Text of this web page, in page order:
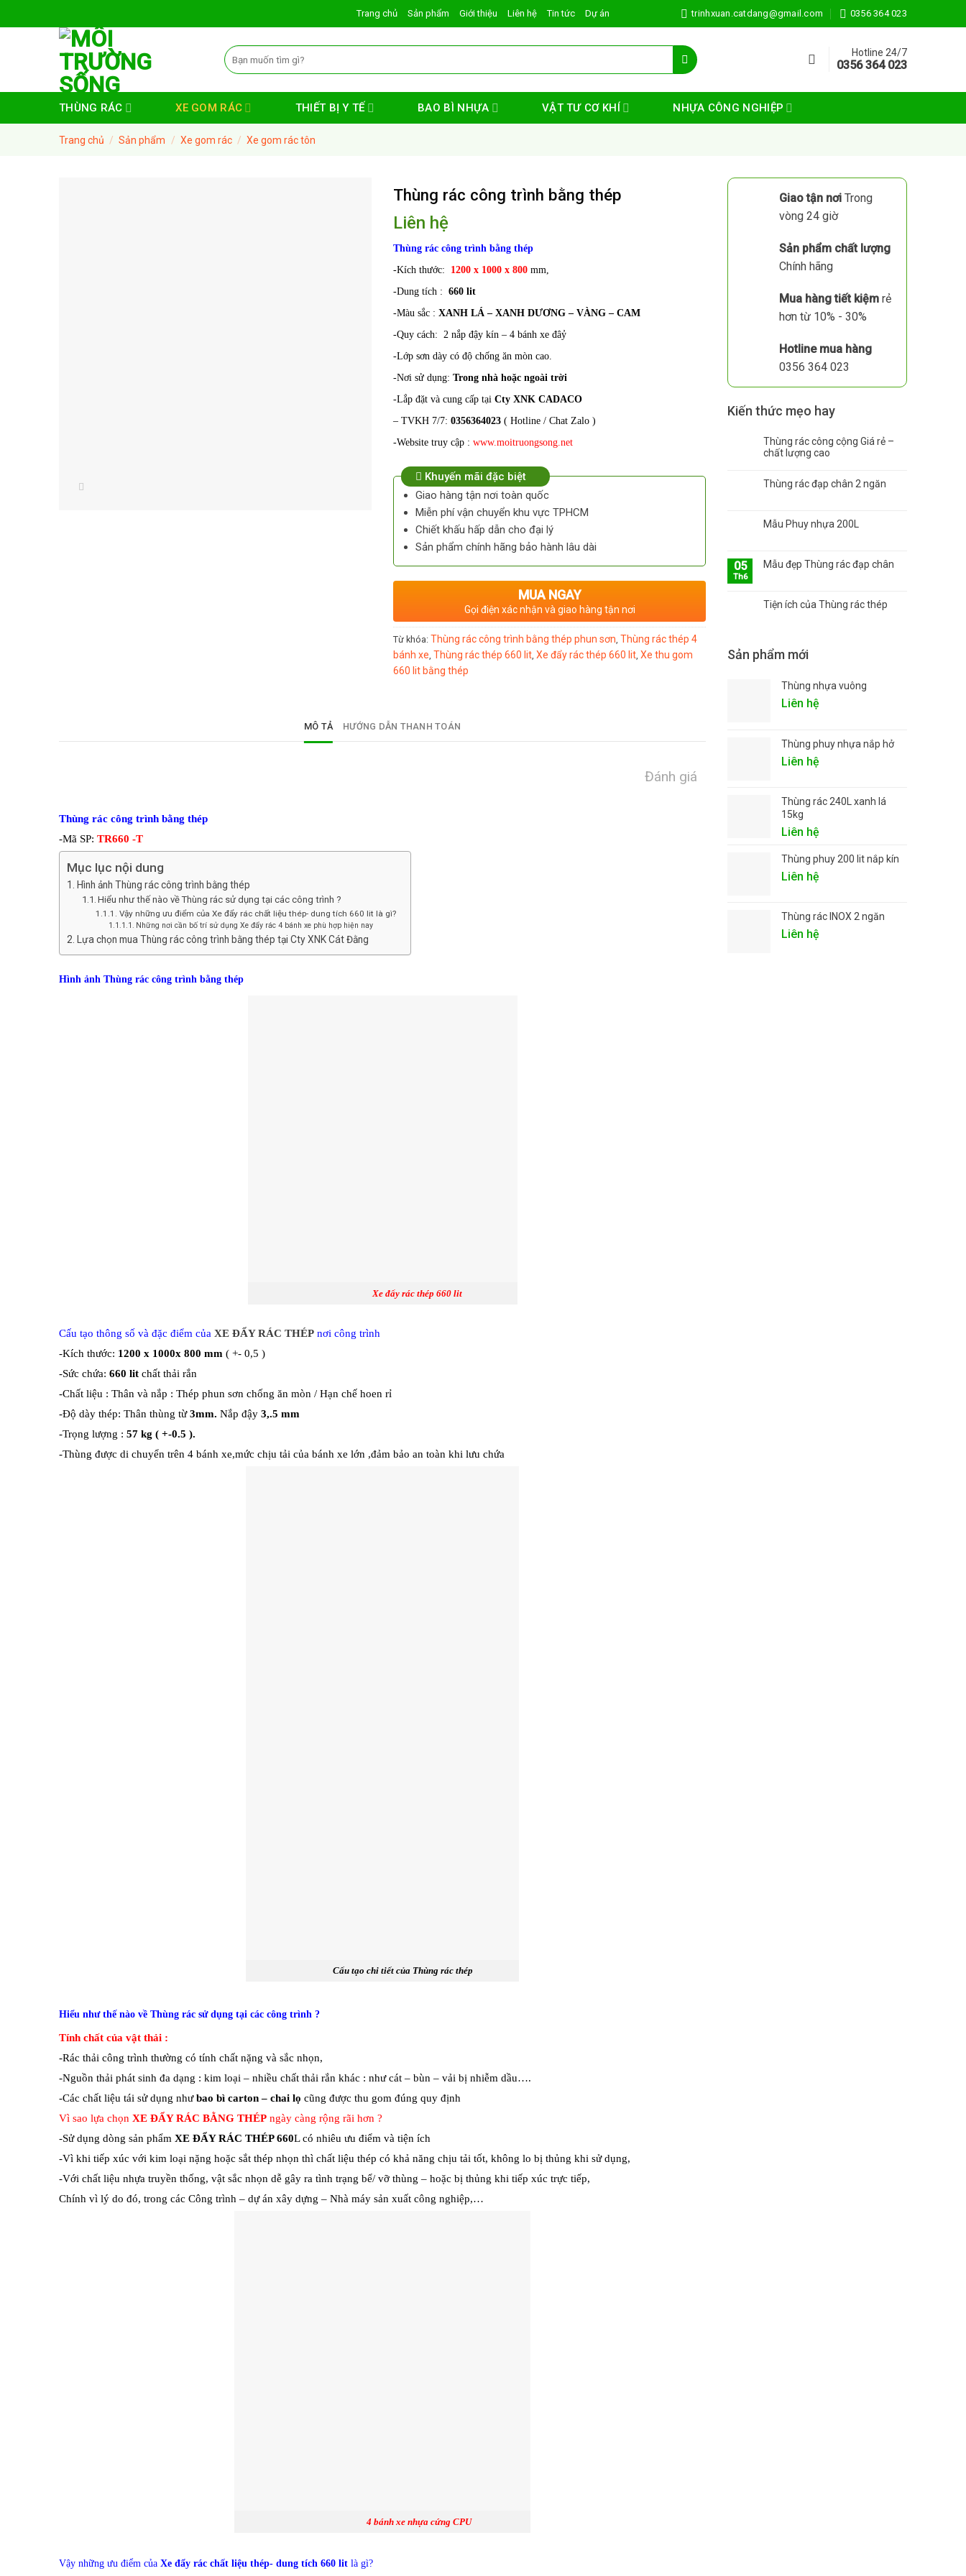
to
Trang chủ Sản phẩm Giới thiệu Liên hệ Tin tức Dự án trinhxuan.catdang@gmail.com 0356 364 023
Tìm
kiếm:
Hotline 24/7
0356 364 023
THÙNG RÁC XE GOM RÁC THIẾT BỊ Y TẾ BAO BÌ NHỰA VẬT TƯ CƠ KHÍ NHỰA CÔNG NGHIỆP
Trang chủ / Sản phẩm / Xe gom rác / Xe gom rác tôn
Giao tận nơi Trong
vòng 24 giờ
Sản phẩm chất lượng
Chính hãng
Mua hàng tiết kiệm rẻ
hơn từ 10% - 30%
Hotline mua hàng
0356 364 023
Kiến thức mẹo hay
Thùng rác công cộng Giá rẻ –
chất lượng cao
Thùng rác đạp chân 2 ngăn
Mẫu Phuy nhựa 200L
05
Th6
Mẫu đẹp Thùng rác đạp chân
Tiện ích của Thùng rác thép
Sản phẩm mới
Thùng nhựa vuông
Liên hệ
Thùng phuy nhựa nắp hở
Liên hệ
Thùng rác 240L xanh lá
15kg
Liên hệ
Thùng phuy 200 lit nắp kín
Liên hệ
Thùng rác INOX 2 ngăn
Liên hệ
Thùng rác công trình bằng thép
Liên hệ
Thùng rác công trình bằng thép
-Kích thước:
1200 x 1000 x 800 mm,
-Dung tích : 660 lit
-Màu sắc : XANH LÁ – XANH DƯƠNG – VÀNG – CAM
-Quy cách: 2 nắp đậy kín – 4 bánh xe đâỷ
-Lớp sơn dày có độ chống ăn mòn cao.
-Nơi sử dụng: Trong nhà hoặc ngoài trời
-Lắp đặt và cung cấp tại Cty XNK CADACO
– TVKH 7/7: 0356364023 ( Hotline / Chat Zalo )
-Website truy cập : www.moitruongsong.net
Khuyến mãi đặc biệt
Giao hàng tận nơi toàn quốc
Miễn phí vận chuyển khu vực TPHCM
Chiết khấu hấp dẫn cho đại lý
Sản phẩm chính hãng bảo hành lâu dài
MUA NGAY
Gọi điện xác nhận và giao hàng tận nơi
Từ khóa: Thùng rác công trình bằng thép phun sơn, Thùng rác thép 4
bánh xe, Thùng rác thép 660 lit, Xe đẩy rác thép 660 lit, Xe thu gom
660 lit bằng thép
MÔ TẢ HƯỚNG DẪN THANH TOÁN
Đánh giá
Thùng rác công trình bằng thép
-Mã SP: TR660 -T
Mục lục nội dung
Hình ảnh Thùng rác công trình bằng thép
Hiểu như thế nào về Thùng rác sử dụng tại các công trình ?
Vậy những ưu điểm của Xe đẩy rác chất liệu thép- dung tích 660 lit là gì?
Những nơi cần bố trí sử dụng Xe đẩy rác 4 bánh xe phù hợp hiện nay
Lựa chọn mua Thùng rác công trình bằng thép tại Cty XNK Cát Đằng
Hình ảnh Thùng rác công trình bằng thép
Xe đẩy rác thép 660 lit
Cấu tạo thông số và đặc điểm của XE ĐẨY RÁC THÉP nơi công trình
-Kích thước: 1200 x 1000x 800 mm ( +- 0,5 )
-Sức chứa: 660 lit chất thải rắn
-Chất liệu : Thân và nắp : Thép phun sơn chống ăn mòn / Hạn chế hoen rỉ
-Độ dày thép: Thân thùng từ3mm. Nắp đậy 3,.5 mm
-Trọng lượng : 57 kg ( +-0.5 ).
-Thùng được di chuyển trên 4 bánh xe,mức chịu tải của bánh xe lớn ,đảm bảo an toàn khi lưu chứa
Cấu tạo chi tiết của Thùng rác thép
Hiểu như thế nào về Thùng rác sử dụng tại các công trình ?
Tính chất của vật thải :
-Rác thải công trình thường có tính chất nặng và sắc nhọn,
-Nguồn thải phát sinh đa dạng : kim loại – nhiều chất thải rắn khác : như cát – bùn – vải bị nhiễm dầu….
-Các chất liệu tái sử dụng nhưbao bì carton – chai lọ cũng được thu gom đúng quy định
Vì sao lựa chọn XE ĐẨY RÁC BẰNG THÉP ngày càng rộng rãi hơn ?
-Sử dụng dòng sản phẩm XE ĐẨY RÁC THÉP 660L có nhiêu ưu điểm và tiện ích
-Vì khi tiếp xúc với kim loại nặng hoặc sắt thép nhọn thì chất liệu thép có khả năng chịu tải tốt, không lo bị thủng khi sử dụng,
-Với chất liệu nhựa truyền thống, vật sắc nhọn dễ gây ra tình trạng bể/ vỡ thùng – hoặc bị thủng khi tiếp xúc trực tiếp,
Chính vì lý do đó, trong các Công trình – dự án xây dựng – Nhà máy sản xuất công nghiệp,…
4 bánh xe nhựa cứng CPU
Vậy những ưu điểm của Xe đẩy rác chất liệu thép- dung tích 660 lit là gì?